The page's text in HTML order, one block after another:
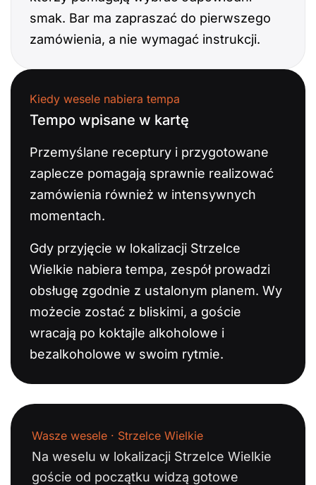
smak. Bar ma zapraszać do pierwszego
zamówienia, a nie wymagać instrukcji.
Kiedy wesele nabiera tempa
Tempo wpisane w kartę
Przemyślane receptury i przygotowane
zaplecze pomagają sprawnie realizować
zamówienia również w intensywnych
momentach.
Gdy przyjęcie w lokalizacji Strzelce
Wielkie nabiera tempa, zespół prowadzi
obsługę zgodnie z ustalonym planem. Wy
możecie zostać z bliskimi, a goście
wracają po koktajle alkoholowe i
bezalkoholowe w swoim rytmie.
Wasze wesele · Strzelce Wielkie
Na weselu w lokalizacji Strzelce Wielkie
goście od początku widzą gotowe